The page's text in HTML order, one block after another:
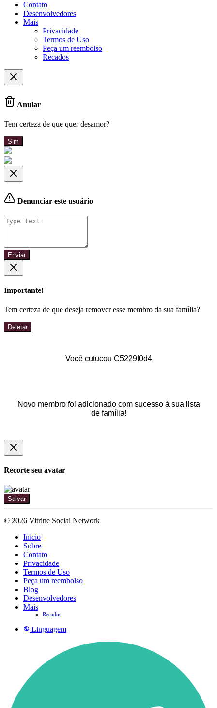
Contato
Desenvolvedores
Mais
Privacidade
Termos de Uso
Peça um reembolso
Recados
Anular
Tem certeza de que quer desamor?
Sim
Denunciar este usuário
Enviar
Importante!
Tem certeza de que deseja remover esse membro da sua família?
Deletar
Você cutucou C5229f0d4
Novo membro foi adicionado com sucesso à sua lista
de família!
Recorte seu avatar
Salvar
© 2026 Vitrine Social Network
Início
Sobre
Contato
Privacidade
Termos de Uso
Peça um reembolso
Blog
Desenvolvedores
Mais
Recados
Linguagem